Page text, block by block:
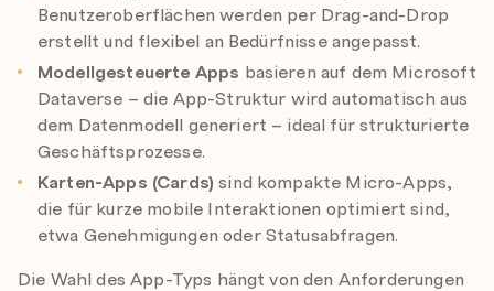
Benutzeroberflächen werden per Drag-and-Drop
erstellt und flexibel an Bedürfnisse angepasst.
Modellgesteuerte Apps basieren auf dem Microsoft
Dataverse – die App-Struktur wird automatisch aus
dem Datenmodell generiert – ideal für strukturierte
Geschäftsprozesse.
Karten-Apps (Cards) sind kompakte Micro-Apps,
die für kurze mobile Interaktionen optimiert sind,
etwa Genehmigungen oder Statusabfragen.
Die Wahl des App-Typs hängt von den Anforderungen